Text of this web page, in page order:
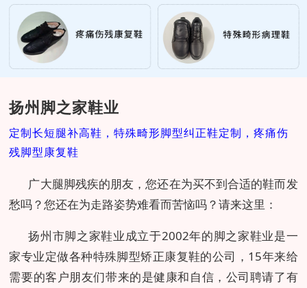
扬州脚之家鞋业
定制长短腿补高鞋，特殊畸形脚型纠正鞋定制，疼痛伤
残脚型康复鞋
广大腿脚残疾的朋友，您还在为买不到合适的鞋而发
愁吗？您还在为走路姿势难看而苦恼吗？请来这里：
扬州市脚之家鞋业成立于2002年的脚之家鞋业是一
家专业定做各种特殊脚型矫正康复鞋的公司，15年来给
需要的客户朋友们带来的是健康和自信，公司聘请了有